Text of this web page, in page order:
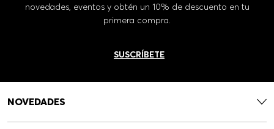
novedades, eventos y obtén un 10% de descuento en tu
primera compra.
SUSCRÍBETE
NOVEDADES